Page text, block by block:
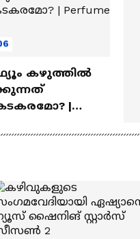
കഴുത്തിൽ
|